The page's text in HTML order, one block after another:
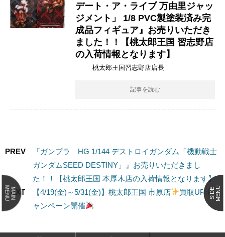
デート・ア・ライブ ​万由里ジャッ
ジメント」 ​1/8 ​PVC製塗装済み完
成品フィギュア』お売りいただき
ました！！【桃太郎王国 習志野店
の入荷情報となります】
桃太郎王国習志野店店長
記事を読む
PREV
『ガンプラ HG 1/144 デストロイガンダム「機動戦士
ガンダムSEED DESTINY」』お売りいただきまし
た！！【桃太郎王国 本厚木店の入荷情報となります】
NEXT
【4/19(金)～5/31(金)】桃太郎王国 市原店
買取UPキ
ャンペーン開催
MAIN
MENU SIDEMENU